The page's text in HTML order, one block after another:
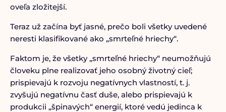
oveľa zložitejší.
Teraz už začína byť jasné, prečo boli všetky uvedené
neresti klasifikované ako „smrteľné hriechy“.
Faktom je, že všetky „smrteľné hriechy“ neumožňujú
človeku plne realizovať jeho osobný životný cieľ;
prispievajú k rozvoju negatívnych vlastností, t. j.
zvyšujú negatívnu časť duše, alebo prispievajú k
produkcii „špinavých“ energií, ktoré vedú jedinca k